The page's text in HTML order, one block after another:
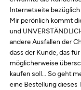
Internetseite bezüglich
Mir perönlich kommt
und
andere Ausfallen der
dass der Kunde, das
möglicherweise
kaufen soll... So geht
eine Bestellung dieses